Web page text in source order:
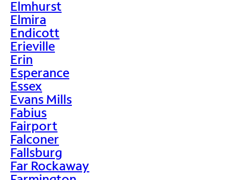
Elmhurst
Elmira
Endicott
Erieville
Erin
Esperance
Essex
Evans Mills
Fabius
Fairport
Falconer
Fallsburg
Far Rockaway